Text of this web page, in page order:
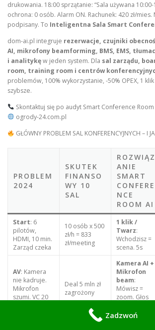
drukowania. 18:00 sprzątanie: “Sala używana 10:00-
ochrona: 0 osób. Alarm ON. Rachunek: 420 zł/mies.
podpisany. To Inteligentna Sala Smart
dom-ai.pl integruje rezerwacje, czujniki
AI, mikrofony beamforming, BMS, EMS,
i analitykęw jeden system. Dla sal zarządu,
room, training room i centrów
problemów, 100% wykorzystanie, -50% OPEX, 1
szybsze.
Skontaktuj się po audyt Smart Conference Room
ogrody-24.com.pl
GŁÓWNY PROBLEM SAL KONFERENCYJNYCH – I
PROBLEM
2024
SKUTEK
FINANSO
WY 10
SAL
ROZWIĄZ
ANIE
SMART
CONFERE
NCE
ROOM AI
Start: 6
pilotów,
HDMI, 10 min.
Zarząd czeka
10 osób x 500
zł/h = 833
zł/meeting
1 klik /
Twarz:
Wchodzisz =
scena. 5s
AV: Kamera
nie kadruje.
Mikrofon
szumi. VC 20
Deal 5 mln zł
zagrożony
Kamera AI +
Mikrofon
beam:
Mówisz =
zoom. Głos
szumu
Zadzwoń